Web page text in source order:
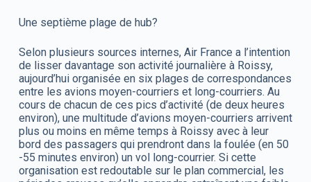
Une septième plage de hub?
Selon plusieurs sources internes, Air France a l’intention
de lisser davantage son activité journalière à Roissy,
aujourd’hui organisée en six plages de correspondances
entre les avions moyen-courriers et long-courriers. Au
cours de chacun de ces pics d’activité (de deux heures
environ), une multitude d’avions moyen-courriers arrivent
plus ou moins en même temps à Roissy avec à leur
bord des passagers qui prendront dans la foulée (en 50
-55 minutes environ) un vol long-courrier. Si cette
organisation est redoutable sur le plan commercial, les